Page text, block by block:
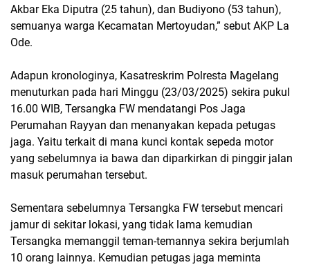
Akbar Eka Diputra (25 tahun), dan Budiyono (53 tahun),
semuanya warga Kecamatan Mertoyudan,” sebut AKP La
Ode.
Adapun kronologinya, Kasatreskrim Polresta Magelang
menuturkan pada hari Minggu (23/03/2025) sekira pukul
16.00 WIB, Tersangka FW mendatangi Pos Jaga
Perumahan Rayyan dan menanyakan kepada petugas
jaga. Yaitu terkait di mana kunci kontak sepeda motor
yang sebelumnya ia bawa dan diparkirkan di pinggir jalan
masuk perumahan tersebut.
Sementara sebelumnya Tersangka FW tersebut mencari
jamur di sekitar lokasi, yang tidak lama kemudian
Tersangka memanggil teman-temannya sekira berjumlah
10 orang lainnya. Kemudian petugas jaga meminta